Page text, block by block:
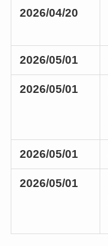
2026/04/20
2026/05/01
2026/05/01
2026/05/01
2026/05/01